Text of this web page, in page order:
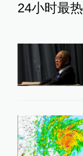
24小时最热